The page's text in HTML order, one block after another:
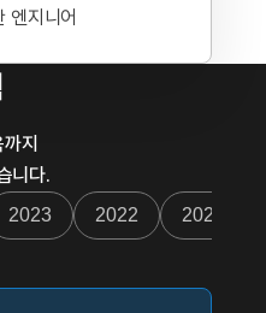
지니어
지
니다.
2023 2022 2021